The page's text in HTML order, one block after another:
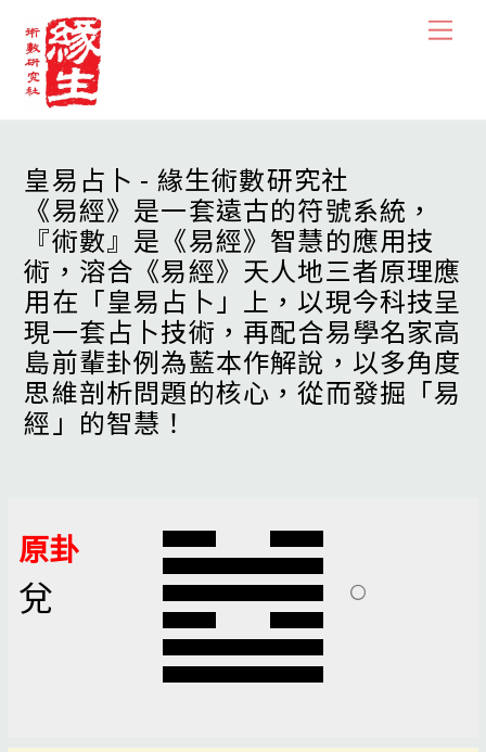
content
皇易占卜 - 緣生術數研究社
《易經》是一套遠古的符號系統，
『術數』是《易經》智慧的應用技
術，溶合《易經》天人地三者原理應
用在「皇易占卜」上，以現今科技呈
現一套占卜技術，再配合易學名家高
島前輩卦例為藍本作解說，以多角度
思維剖析問題的核心，從而發掘「易
經」的智慧！
原卦
兌